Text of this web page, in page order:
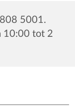
5001.
10:00 tot 2